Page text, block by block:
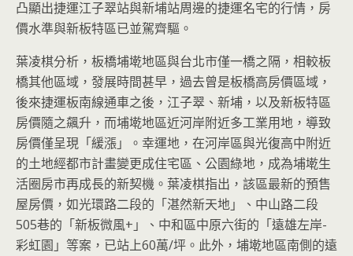
凸顯出捷運江子翠站與新埔站周邊的捷運名宅的行情，房
價水準與新板特區已並駕齊驅。
葉凌棋分析，板橋埔墘地區與台北市僅一橋之隔，相較板
橋其他區域，發展時間甚早，過去曾是板橋高房價區域，
後來捷運板南線通車之後，江子翠、新埔，以及新板特區
房價隨之飆升，而埔墘地區近河岸附近多工業用地，導致
房價僅呈現「緩漲」。幸運地，在河岸區與光復高中附近
的土地經都市計畫變更成住宅區、公園綠地，成為埔墘生
活圈房市再成長的新契機。葉凌棋指出，該區最新的預售
屋房價，如光環路二段的「湛然新天地」、中山路二段
505巷的「新板微風+」、中和區中原六街的「遠雄左岸-
彩虹園」等案，已站上60萬/坪。此外，埔墘地區南側的遠